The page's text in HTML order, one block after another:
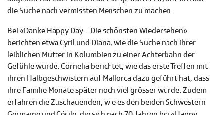
die Suche nach vermissten Menschen zu machen.
Bei «Danke Happy Day – Die schönsten Wiedersehen»
berichten etwa Cyril und Diana, wie die Suche nach ihrer
leiblichen Mutter in Kolumbien zu einer Achterbahn der
Gefühle wurde. Cornelia berichtet, wie das erste Treffen mit
ihren Halbgeschwistern auf Mallorca dazu geführt hat, dass
ihre Familie Monate später noch viel grösser wurde. Zudem
erfahren die Zuschauenden, wie es den beiden Schwestern